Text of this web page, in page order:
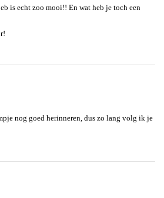
is echt zoo mooi!! En wat heb je toch een
nog goed herinneren, dus zo lang volg ik je